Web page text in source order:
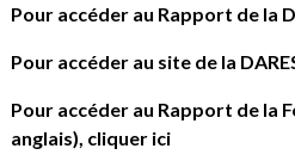
Pour accéder au Rapport de la
Pour accéder au site de la
Pour accéder au Rapport de la
anglais), cliquer ici